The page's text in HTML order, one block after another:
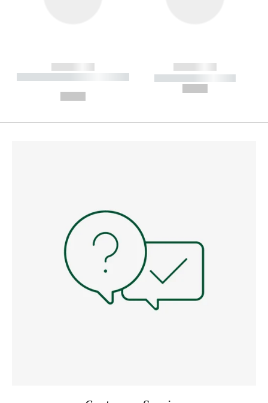
------------
----------- ----------- --------
------------
----------- -----------